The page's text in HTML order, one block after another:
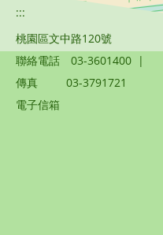
:::
桃園區文中路120號
聯絡電話
03-3601400 |
傳真
03-3791721
電子信箱